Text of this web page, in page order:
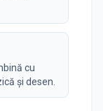
cu
și desen.